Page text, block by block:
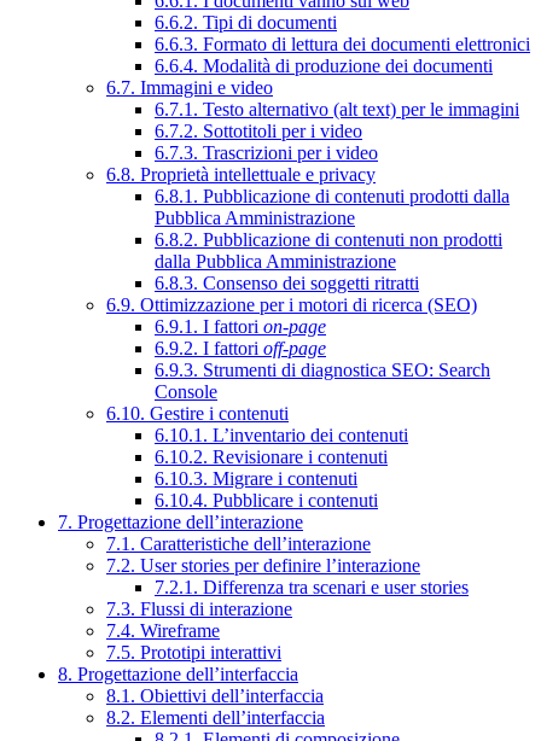
6.6.2. Tipi di documenti
6.6.3. Formato di lettura dei documenti elettronici
6.6.4. Modalità di produzione dei documenti
6.7. Immagini e video
6.7.1. Testo alternativo (alt text) per le immagini
6.7.2. Sottotitoli per i video
6.7.3. Trascrizioni per i video
6.8. Proprietà intellettuale e privacy
6.8.1. Pubblicazione di contenuti prodotti dalla
Pubblica Amministrazione
6.8.2. Pubblicazione di contenuti non prodotti
dalla Pubblica Amministrazione
6.8.3. Consenso dei soggetti ritratti
6.9. Ottimizzazione per i motori di ricerca (SEO)
6.9.1. I fattori on-page
6.9.2. I fattori off-page
6.9.3. Strumenti di diagnostica SEO: Search
Console
6.10. Gestire i contenuti
6.10.1. L’inventario dei contenuti
6.10.2. Revisionare i contenuti
6.10.3. Migrare i contenuti
6.10.4. Pubblicare i contenuti
7. Progettazione dell’interazione
7.1. Caratteristiche dell’interazione
7.2. User stories per definire l’interazione
7.2.1. Differenza tra scenari e user stories
7.3. Flussi di interazione
7.4. Wireframe
7.5. Prototipi interattivi
8. Progettazione dell’interfaccia
8.1. Obiettivi dell’interfaccia
8.2. Elementi dell’interfaccia